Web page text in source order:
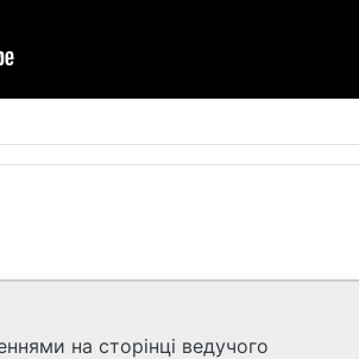
на сторінці ведучого